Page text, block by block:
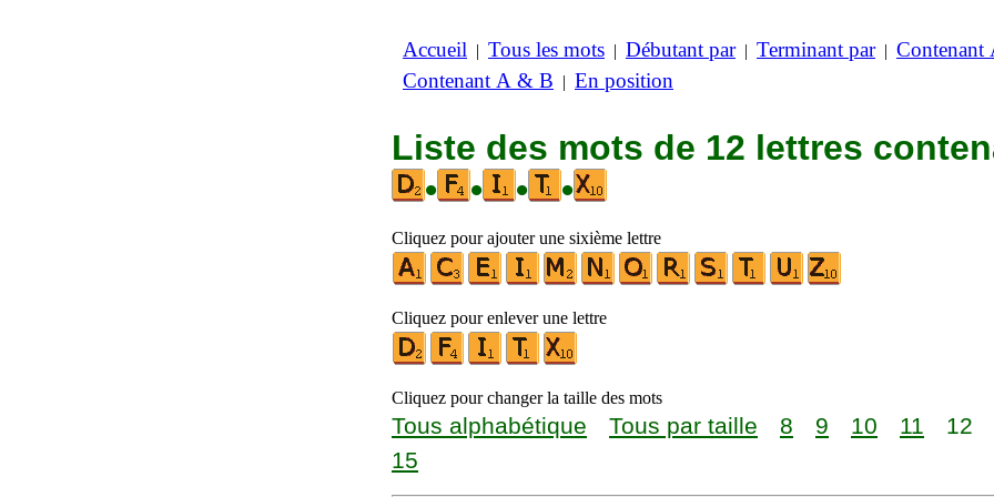
Accueil | Tous les mots | Débutant par| Terminant par| Contenant
Contenant A & B | En position
Liste des mots de 12 lettres
•
• • •
Cliquez pour ajouter une sixième lettre
Cliquez pour enlever une lettre
Cliquez pour changer la taille des mots
Tous alphabétique Tous par taille 8 9 10 11 12
15